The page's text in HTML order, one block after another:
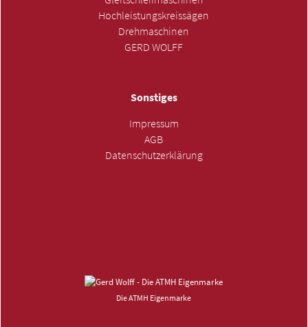
Hochleistungskreissägen
Drehmaschinen
GERD WOLFF
Sonstiges
Impressum
AGB
Datenschutzerklärung
Die ATMH Eigenmarke